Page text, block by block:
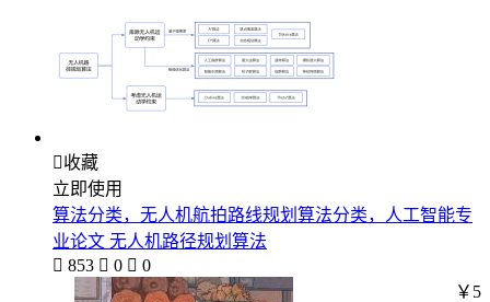
收藏
立即使用
算法分类，无人机航拍路线规划算法分类，人工智能专
业论文 无人机路径规划算法
 853  0  0
￥5